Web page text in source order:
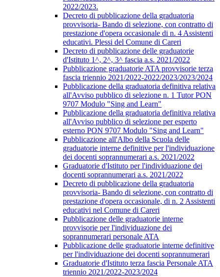
2022/2023.
Decreto di pubblicazione della graduatoria
provvisoria- Bando di selezione, con contratto di
prestazione d'opera occasionale di n. 4 Assistenti
educativi. Plessi del Comune di Careri
Decreto di pubblicazione delle graduatorie
d'Istituto 1^, 2^, 3^ fascia a.s. 2021/2022
Pubblicazione graduatorie ATA provvisorie terza
fascia triennio 2021/2022-2022/2023/2023/2024
Pubblicazione della graduatoria definitiva relativa
all'Avviso pubblico di selezione n. 1 Tutor PON
9707 Modulo "Sing and Learn"
Pubblicazione della graduatoria definitiva relativa
all'Avviso pubblico di selezione per esperto
esterno PON 9707 Modulo "Sing and Learn"
Pubblicazione all'Albo della Scuola delle
graduatorie interne definitive per l'individuazione
dei docenti soprannumerari a.s. 2021/2022
Graduatorie d'Istituto per l'individuazione dei
docenti soprannumerari a.s. 2021/2022
Decreto di pubblicazione della graduatoria
provvisoria- Bando di selezione, con contratto di
prestazione d'opera occasionale, di n. 2 Assistenti
educativi nel Comune di Careri
Pubblicazione delle graduatorie interne
provvisorie per l'individuazione dei
soprannumerari personale ATA
Pubblicazione delle graduatorie interne definitive
per l'individuazione dei docenti soprannumerari
Graduatorie d'Istituto terza fascia Personale ATA
triennio 2021/2022-2023/2024